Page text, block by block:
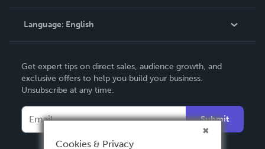
Knowledge Base
Contact Support
Language: English
Deutsch
Français
Italiano
Español
Get expert tips on direct sales, audience growth, and
exclusive offers to help you build your business.
Unsubscribe at any time.
Submit
Cookies & Privacy